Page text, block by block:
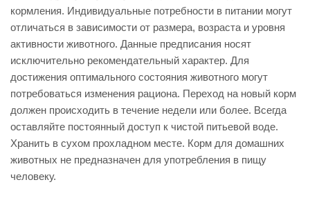
кормления. Индивидуальные потребности в питании могут
отличаться в зависимости от размера, возраста и уровня
активности животного. Данные предписания носят
исключительно рекомендательный характер. Для
достижения оптимального состояния животного могут
потребоваться изменения рациона. Переход на новый корм
должен происходить в течение недели или более. Всегда
оставляйте постоянный доступ к чистой питьевой воде.
Хранить в сухом прохладном месте. Корм для домашних
животных не предназначен для употребления в пищу
человеку.